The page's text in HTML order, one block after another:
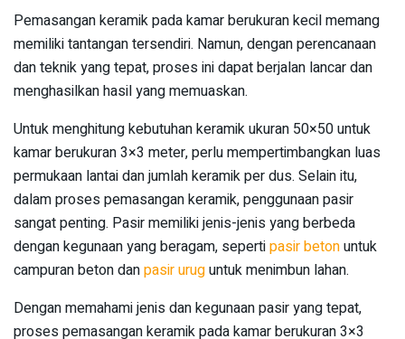
Pemasangan keramik pada kamar berukuran kecil memang
memiliki tantangan tersendiri. Namun, dengan perencanaan
dan teknik yang tepat, proses ini dapat berjalan lancar dan
menghasilkan hasil yang memuaskan.
Untuk menghitung kebutuhan keramik ukuran 50×50 untuk
kamar berukuran 3×3 meter, perlu mempertimbangkan luas
permukaan lantai dan jumlah keramik per dus. Selain itu,
dalam proses pemasangan keramik, penggunaan pasir
sangat penting. Pasir memiliki jenis-jenis yang berbeda
dengan kegunaan yang beragam, sepertipasir betonuntuk
campuran beton danpasir uruguntuk menimbun lahan.
Dengan memahami jenis dan kegunaan pasir yang tepat,
proses pemasangan keramik pada kamar berukuran 3×3